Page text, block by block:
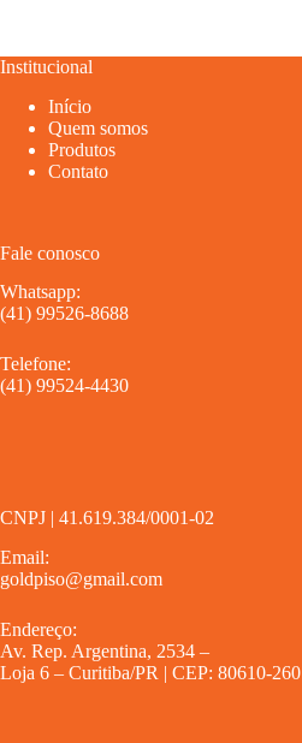
Institucional
Início
Quem somos
Produtos
Contato
Fale conosco
Whatsapp:
(41) 99526-8688
Telefone:
(41) 99524-4430
CNPJ | 41.619.384/0001-02
Email:
goldpiso@gmail.com
Endereço:
Av. Rep. Argentina, 2534 –
Loja 6 – Curitiba/PR | CEP: 80610-260